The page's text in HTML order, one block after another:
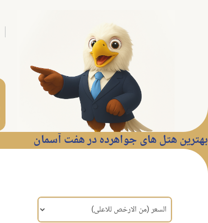
بهترین هتل های جواهرده در هفت آسمان